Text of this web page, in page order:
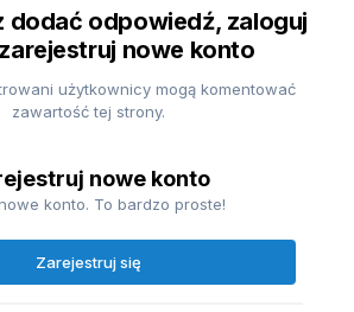
dodać odpowiedź, zaloguj
nowe konto
użytkownicy mogą komentować
zawartość tej strony.
nowe konto
konto. To bardzo proste!
Zarejestruj się